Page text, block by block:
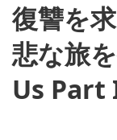
復讐を
悲な旅
Us Part